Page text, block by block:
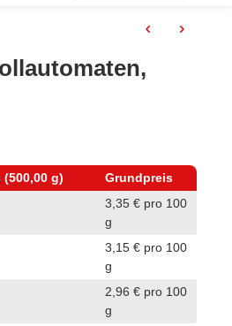
g)
Grundpreis
3,35 € pro 100
g
3,15 € pro 100
g
2,96 € pro 100
g